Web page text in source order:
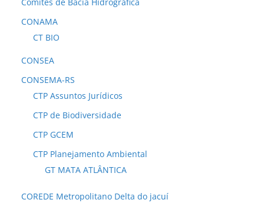
Comitês de Bacia Hidrográfica
CONAMA
CT BIO
CONSEA
CONSEMA-RS
CTP Assuntos Jurídicos
CTP de Biodiversidade
CTP GCEM
CTP Planejamento Ambiental
GT MATA ATLÂNTICA
COREDE Metropolitano Delta do jacuí